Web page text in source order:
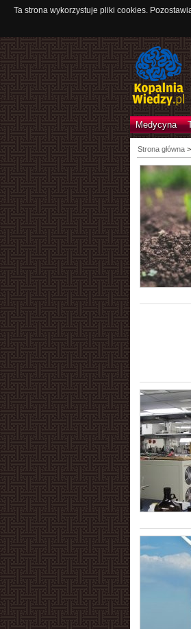
Ta strona wykorzystuje pliki cookies.
Medycyna
Strona główna>